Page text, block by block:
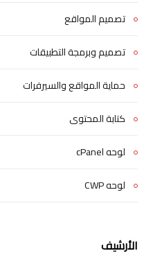
تصميم المواقع
تصميم وبرمجة التطبيقات
حماية المواقع والسيرفرات
كتابة المحتوى
لوحه cPanel
لوحه CWP
الأرشيف